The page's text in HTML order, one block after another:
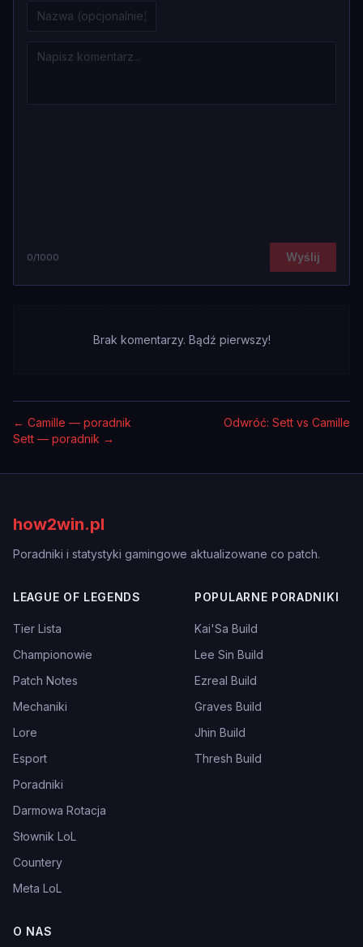
0/1000 Wyślij
Brak komentarzy. Bądź pierwszy!
← Camille — poradnik
Odwróć: Sett vs Camille
Sett — poradnik →
how2win.pl
Poradniki i statystyki gamingowe aktualizowane co patch.
LEAGUE OF LEGENDS
Tier Lista
Championowie
Patch Notes
Mechaniki
Lore
Esport
Poradniki
Darmowa Rotacja
Słownik LoL
Countery
Meta LoL
POPULARNE PORADNIKI
Kai'Sa Build
Lee Sin Build
Ezreal Build
Graves Build
Jhin Build
Thresh Build
O NAS